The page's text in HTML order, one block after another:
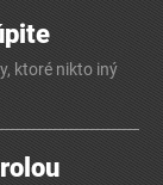
ktoré nikto iný